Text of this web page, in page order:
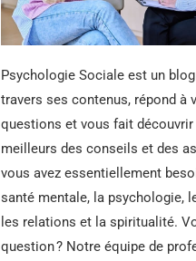
Psychologie Sociale est un
travers ses contenus, répond à
questions et vous fait découvrir
meilleurs des conseils et des
vous avez essentiellement
santé mentale, la psychologie,
les relations et la spiritualité.
question ? Notre équipe de